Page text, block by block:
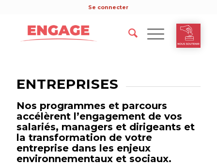
Se connecter
ENTREPRISES
Nos programmes et parcours
accélèrent l’engagement de vos
salariés, managers et dirigeants et
la transformation de votre
entreprise dans les enjeux
environnementaux et sociaux.